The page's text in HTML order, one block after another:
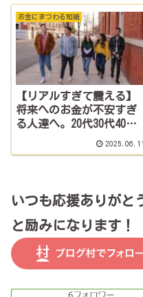
お金にまつわる知識
【リアルすぎて震える】
将来へのお金が不安すぎ
る人達へ。20代30代40代
2025.06.11
いつも応援ありがと
と励みになります！